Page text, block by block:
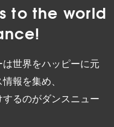
to the world
世界をハッピーに元
報を集め、
るのがダンスニュー